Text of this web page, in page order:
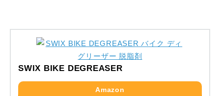
SWIX BIKE DEGREASER
Amazon